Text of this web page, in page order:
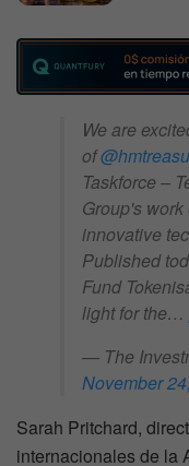
We are
of
Taskforce –
Group's
innovative
Published
Fund
light for the…
— The
November
Sarah Pritchard,
internacionales de la